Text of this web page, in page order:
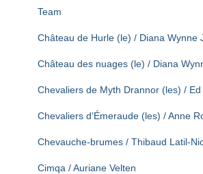
Team
Château de Hurle (le) / Diana Wynne
Château des nuages (le) / Diana
Chevaliers de Myth Drannor (les) /
Chevaliers d’Émeraude (les) / Anne
Chevauche-brumes / Thibaud Latil-
Cimqa / Auriane Velten